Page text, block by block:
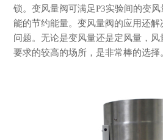
锁。变风量阀可满足P3实验间的变
能的节约能量。变风量阀的应用还
问题。无论是变风量还是定风量，
要求的较高的场所，是非常棒的选择